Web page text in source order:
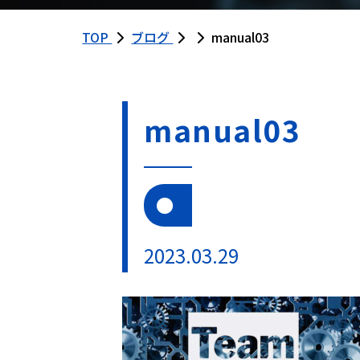
TOP ブログ manual03
manual03
2023.03.29